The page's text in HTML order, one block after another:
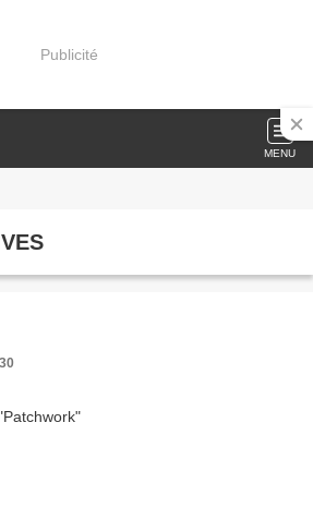
Publicité
MENU